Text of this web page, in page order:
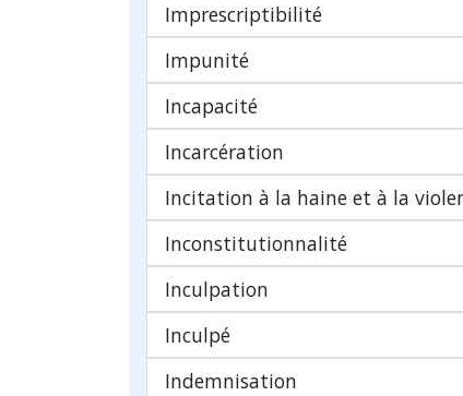
Imprescriptibilité
Impunité
Incapacité
Incarcération
Incitation à la haine et à la
Inconstitutionnalité
Inculpation
Inculpé
Indemnisation